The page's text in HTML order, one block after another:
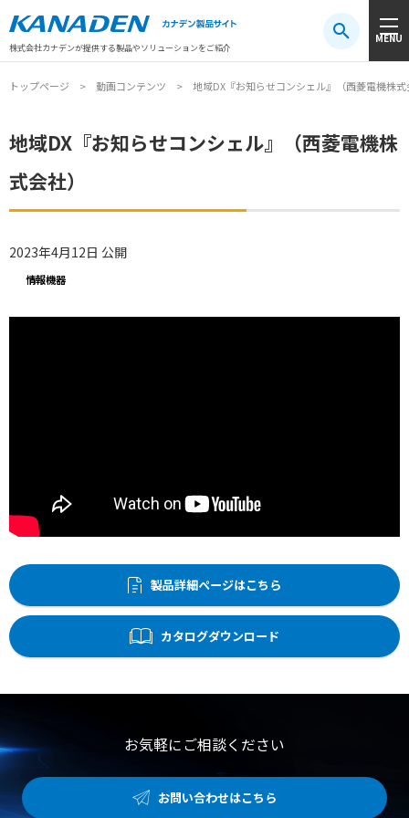
株式会社カナデンが提供する製品やソリューションをご紹介
MENU
注目キーワード#振動センサ#AGV #防爆#アシストスーツ
トップページ 動画コンテンツ 地域DX『お知らせコンシェル』（西菱電機株
地域DX『お知らせコンシェル』（西菱電機株
式会社）
2023年4月12日 公開
情報機器
製品詳細ページはこちら
カタログダウンロード
お気軽にご相談ください
お問い合わせはこちら